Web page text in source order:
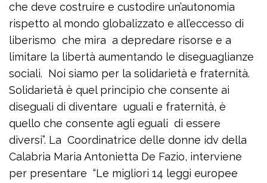
che deve costruire e custodire un’autonomia
rispetto al mondo globalizzato e all’eccesso di
liberismo che mira a depredare risorse e a
limitare la libertà aumentando le diseguaglianze
sociali. Noi siamo per la solidarietà e fraternità.
Solidarietà è quel principio che consente ai
diseguali di diventare uguali e fraternità, è
quello che consente agli eguali di essere
diversi”. La Coordinatrice delle donne idv della
Calabria Maria Antonietta De Fazio, interviene
per presentare “Le migliori 14 leggi europee